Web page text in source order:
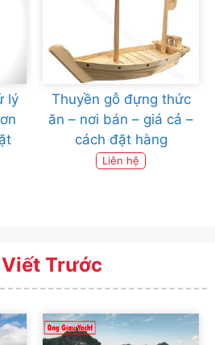
lý
Thuyền gỗ đựng thức
ăn – nơi bán – giá cả –
cách đặt hàng
Liên hệ
Trước